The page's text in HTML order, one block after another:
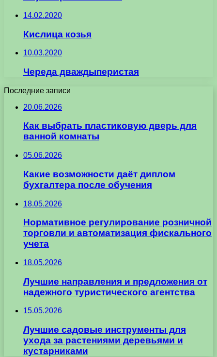
14.02.2020
Кислица козья
10.03.2020
Череда дваждыперистая
Последние записи
20.06.2026
Как выбрать пластиковую дверь для
ванной комнаты
05.06.2026
Какие возможности даёт диплом
бухгалтера после обучения
18.05.2026
Нормативное регулирование розничной
торговли и автоматизация фискального
учета
18.05.2026
Лучшие направления и предложения от
надежного туристического агентства
15.05.2026
Лучшие садовые инструменты для
ухода за растениями деревьями и
кустарниками